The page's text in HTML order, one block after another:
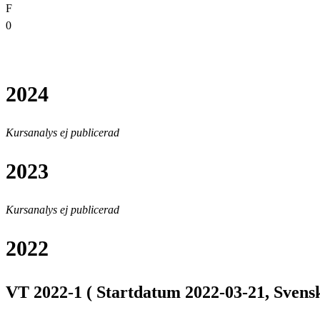
F
0
2024
Kursanalys ej publicerad
2023
Kursanalys ej publicerad
2022
VT 2022-1 ( Startdatum 2022-03-21,